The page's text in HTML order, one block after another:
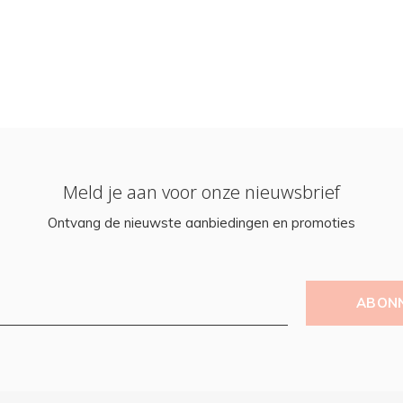
Meld je aan voor onze nieuwsbrief
Ontvang de nieuwste aanbiedingen en promoties